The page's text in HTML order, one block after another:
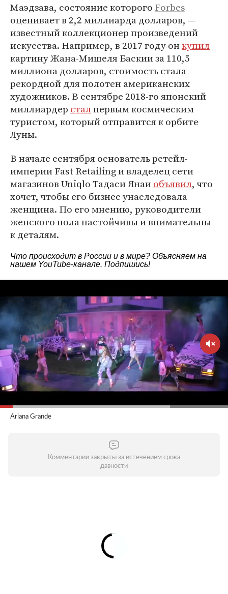
Маэдзава, состояние которого Forbes
оценивает в 2,2 миллиарда долларов, —
известный коллекционер произведений
искусства. Например, в 2017 году онкупил
картину Жана-Мишеля Баскии за 110,5
миллиона долларов, стоимость стала
рекордной для полотен американских
художников. В сентябре 2018-го японский
миллиардер сталпервым космическим
туристом, который отправится к орбите
Луны.
В начале сентября основатель ретейл-
империи Fast Retailing и владелец сети
магазинов Uniqlo Тадаси Янаиобъявил, что
хочет, чтобы его бизнес унаследовала
женщина. По его мнению, руководители
женского пола настойчивы и внимательны
к деталям.
Что происходит в России и в мире? Объясняем на
нашем YouTube-канале. Подпишись!
Ariana Grande
Комментарии закрыты за истечением срока
давности